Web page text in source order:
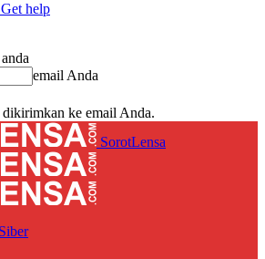
help
email Anda
dikirimkan ke email Anda.
SorotLensa